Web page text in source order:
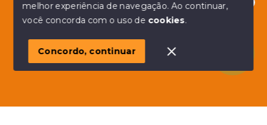
Olá! em posso ajudar?
© Copyright 2026 - Alberico Simões - Todos os direitos
SITE PARA IMOBILIARIA
melhor experiência de navegação.Ao continuar,
você concorda com o uso de cookies.
Concordo, continuar